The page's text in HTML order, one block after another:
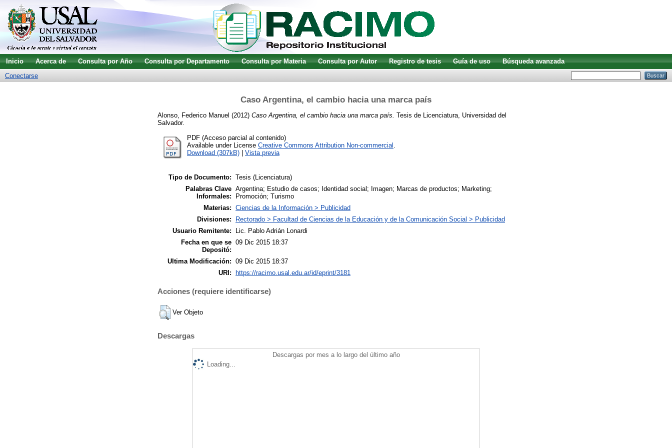
Inicio Acerca de Consulta por Año Consulta por Departamento Consulta por Materia Consulta por Autor Registro de tesis Guía de uso
Búsqueda avanzada
Conectarse
Caso Argentina, el cambio hacia una marca país
Alonso, Federico Manuel (2012) Caso Argentina, el cambio hacia una marca país. Tesis de Licenciatura, Universidad del
Salvador.
PDF (Acceso parcial al contenido)
Available under License Creative Commons Attribution Non-commercial .
Download (307kB)
Vista previa
Tipo de Documento: Tesis (Licenciatura)
Palabras Clave
Informales:
Argentina; Estudio de casos; Identidad social; Imagen; Marcas de productos; Marketing;
Promoción; Turismo
Materias: Ciencias de la Información > Publicidad
Divisiones:
Rectorado > Facultad de Ciencias de la Educación y de la Comunicación Social > Publicidad
Usuario Remitente:
Lic. Pablo Adrián Lonardi
Fecha en que se
Depositó:
09 Dic 2015 18:37
Ultima Modificación: 09 Dic 2015 18:37
URI:
https://racimo.usal.edu.ar/id/eprint/3181
Acciones (requiere identificarse)
Ver Objeto
Descargas
Descargas por mes a lo largo del último año
Loading...